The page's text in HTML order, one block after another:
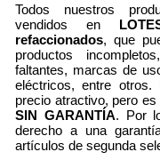
Todos nuestros
vendidos en
refaccionados, que
productos
faltantes, marcas de
eléctricos, entre
precio atractivo, pero
SIN GARANTÍA. Por
derecho a una
artículos de segunda